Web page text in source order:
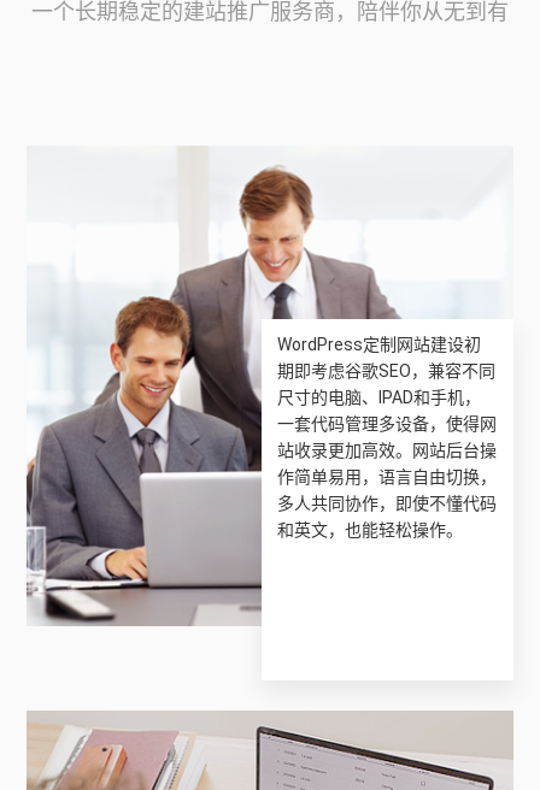
一个长期稳定的建站推广服务商，陪伴你从无到有
WordPress定制网站建设初
期即考虑谷歌SEO，兼容不同
尺寸的电脑、IPAD和手机，
一套代码管理多设备，使得网
站收录更加高效。网站后台操
作简单易用，语言自由切换，
多人共同协作，即使不懂代码
和英文，也能轻松操作。